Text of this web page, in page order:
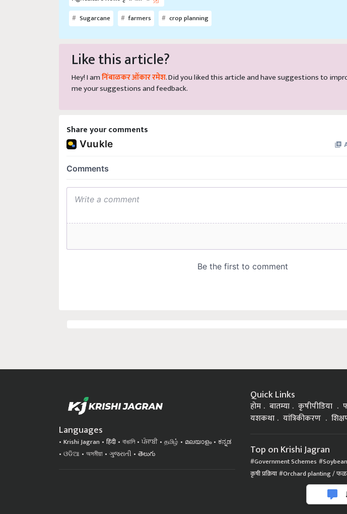
Sugarcane
farmers crop planning
Like this article?
Hey! I am निंबाळकर ओंकार रमेश . Did you liked this article and have suggestions to
me your suggestions and feedback.
Share your comments
Languages
Krishi Jagran हिंदी বাঙালি ਪੰਜਾਬੀ தமிழ் മലയാളം
ಕನ್ನಡ
ଓଡିଆ
অসমীয়া ગુજરાતી తెలుగు
Quick Links
होम बातम्या कृषीपीडिया
यशकथा
यांत्रिकीकरण
Top on Krishi Jagran
Government Schemes
कृषी प्रक्रिया Orchard planting /